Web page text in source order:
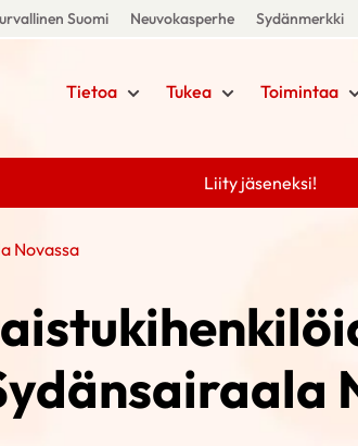
Suomi Neuvokasperhe Sydänmerkki
Tietoa Tukea Toimintaa
Liity jäseneksi!
Novassa